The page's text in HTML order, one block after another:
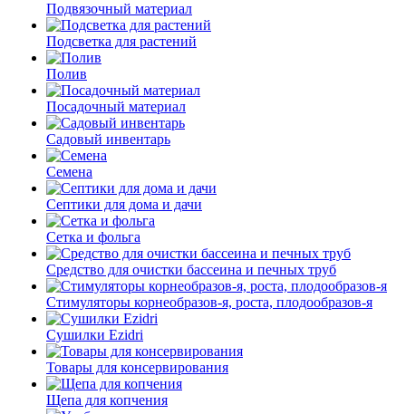
Подвязочный материал
Подсветка для растений
Полив
Посадочный материал
Садовый инвентарь
Семена
Септики для дома и дачи
Сетка и фольга
Средство для очистки бассеина и печных труб
Стимуляторы корнеобразов-я, роста, плодообразов-я
Сушилки Ezidri
Товары для консервирования
Щепа для копчения